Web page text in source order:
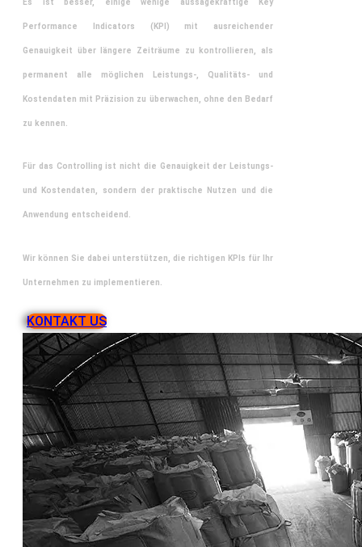
Es ist besser, einige wenige aussagekräftige Key
Performance Indicators (KPI) mit ausreichender
Genauigkeit über längere Zeiträume zu kontrollieren, als
permanent alle möglichen Leistungs-, Qualitäts- und
Kostendaten mit Präzision zu überwachen, ohne den Bedarf
zu kennen.
Für das Controlling ist nicht die Genauigkeit der Leistungs-
und Kostendaten, sondern der praktische Nutzen und die
Anwendung entscheidend.
Wir können Sie dabei unterstützen, die richtigen KPIs für Ihr
Unternehmen zu implementieren.
KONTAKT US